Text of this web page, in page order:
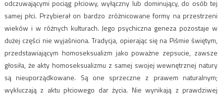
odczuwającymi pociąg płciowy, wyłączny lub dominujący, do osób tej
samej płci. Przybierał on bardzo zróżnicowane formy na przestrzeni
wieków i w różnych kulturach. Jego psychiczna geneza pozostaje w
dużej części nie wyjaśniona. Tradycja, opierając się na Piśmie świętym,
przedstawiającym homoseksualizm jako poważne zepsucie, zawsze
głosiła, że akty homoseksualizmu z samej swojej wewnętrznej natury
są nieuporządkowane. Są one sprzeczne z prawem naturalnym;
wykluczają z aktu płciowego dar życia. Nie wynikają z prawdziwej